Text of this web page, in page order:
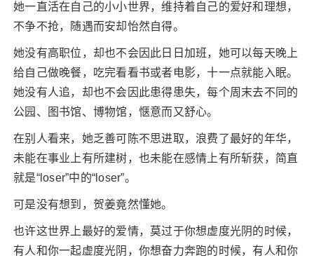
她一直活在自己的小小世界，维持着自己的爱好和理想，
不争不抢，随遇而安却怡然自得。
她没有高职位，却也不会因此日日加班，她可以每天晚上
给自己做晚餐，吃完看看书或者电影，十一点就能入眠。
她没有人追，却也不会因此患得患失，每个周末去不同的
公园、图书馆、博物馆，惬意而又舒心。
在别人看来，她乏善可陈不思进取，浪费了最好的年华，
未能在事业上有所建树，也未能在感情上有所斩获，简直
就是“loser”中的“loser”。
可是没有想到，贺姜竟然懂她。
也许这世界上最好的爱情，莫过于你想虚度光阴的时候，
有人和你一起虚度光阴，你想奋力奔跑的时候，有人和你